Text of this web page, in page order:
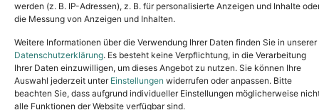
werden (z. B. IP-Adressen), z. B. für personalisierte Anzeigen und Inhalte
die Messung von Anzeigen und Inhalten.
Weitere Informationen über die Verwendung Ihrer Daten finden Sie in unserer
Datenschutzerklärung. Es besteht keine Verpflichtung, in die Verarbeitung
Ihrer Daten einzuwilligen, um dieses Angebot zu nutzen. Sie können Ihre
Auswahl jederzeit unter Einstellungen widerrufen oder anpassen. Bitte
beachten Sie, dass aufgrund individueller Einstellungen möglicherweise
alle Funktionen der Website verfügbar sind.
Copyright © 2024. All rights reserved.
Tel.: (02631) 55356buero@tierheim-neuwied.de
Ludwigshof 1, 56567 Neuwied